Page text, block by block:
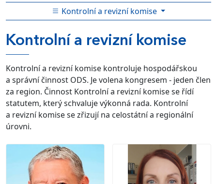
Kontrolní a revizní komise
Kontrolní a revizní komise
Kontrolní a revizní komise kontroluje hospodářskou
a správní činnost ODS. Je volena kongresem - jeden člen
za region. Činnost Kontrolní a revizní komise se řídí
statutem, který schvaluje výkonná rada. Kontrolní
a revizní komise se zřizují na celostátní a regionální
úrovni.